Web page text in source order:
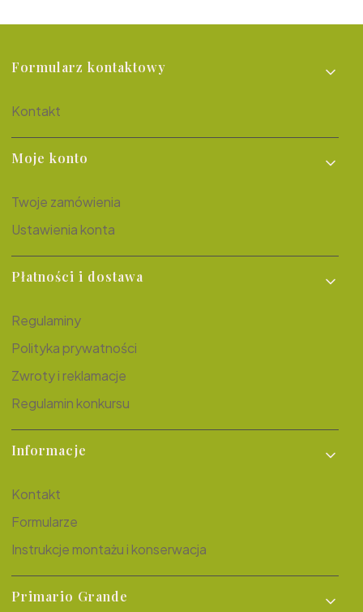
Linki w stopce
Formularz kontaktowy
Kontakt
Moje konto
Twoje zamówienia
Ustawienia konta
Płatności i dostawa
Regulaminy
Polityka prywatności
Zwroty i reklamacje
Regulamin konkursu
Informacje
Kontakt
Formularze
Instrukcje montażu i konserwacja
Primario Grande